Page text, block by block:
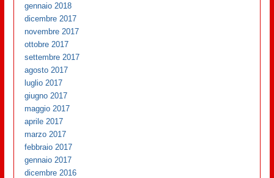
gennaio 2018
dicembre 2017
novembre 2017
ottobre 2017
settembre 2017
agosto 2017
luglio 2017
giugno 2017
maggio 2017
aprile 2017
marzo 2017
febbraio 2017
gennaio 2017
dicembre 2016